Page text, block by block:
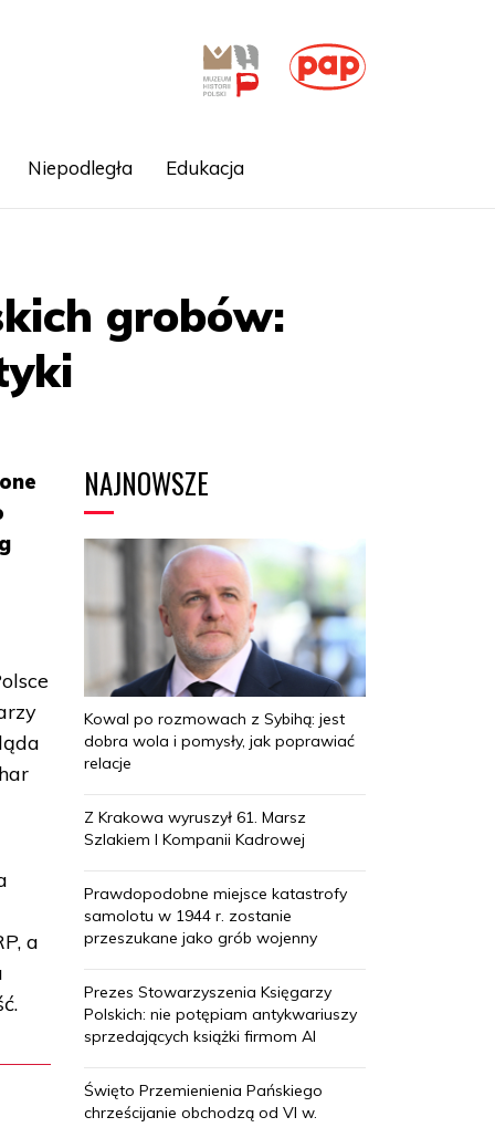
Niepodległa Edukacja
grobów:
a
NAJNOWSZE
Kowal po rozmowach z Sybihą: jest
dobra wola i pomysły, jak poprawiać
relacje
Z Krakowa wyruszył 61. Marsz
Szlakiem I Kompanii Kadrowej
Prawdopodobne miejsce katastrofy
samolotu w 1944 r. zostanie
przeszukane jako grób wojenny
Prezes Stowarzyszenia Księgarzy
Polskich: nie potępiam antykwariuszy
sprzedających książki firmom AI
Święto Przemienienia Pańskiego
chrześcijanie obchodzą od VI w.